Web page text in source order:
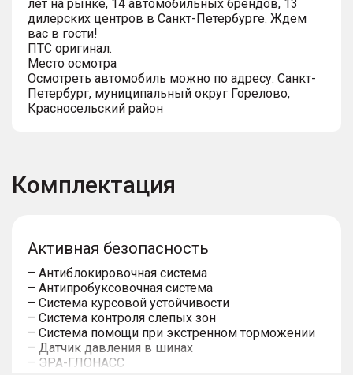
лет на рынке, 14 автомобильных брендов, 13
дилерских центров в Санкт-Петербурге. Ждем
вас в гости!
ПТС оригинал.
Место осмотра
Осмотреть автомобиль можно по адресу: Санкт-
Петербург, муниципальный округ Горелово,
Красносельский район
Комплектация
Активная безопасность
– Антиблокировочная система
– Антипробуксовочная система
– Система курсовой устойчивости
– Система контроля слепых зон
– Система помощи при экстренном торможении
– Датчик давления в шинах
– ЭРА-ГЛОНАСС